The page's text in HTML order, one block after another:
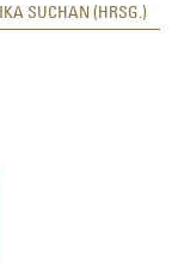
SUCHAN (HRSG.)